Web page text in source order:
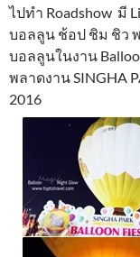
ไปทำ Roadshow มี
บอลลูน ช้อป ชิม ชิว
บอลลูนในงาน
พลาดงาน SINGHA
2016